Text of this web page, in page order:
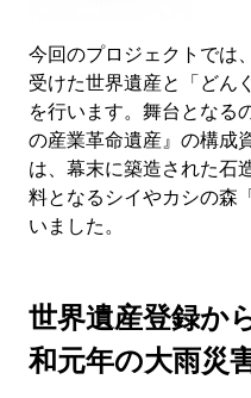
今回のプロジェクトでは
受けた世界遺産と「どん
を行います。舞台となる
の産業革命遺産』の構成
は、幕末に築造された石
料となるシイやカシの森
いました。
世界遺産登録か
和元年の大雨災